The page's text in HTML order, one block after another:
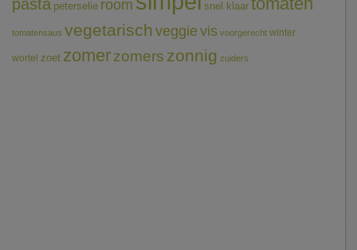
pasta peterselie room snel klaar
tomatensaus vegetarischveggie vis voorgerecht winter
wortel zoet zomerzomers zonnig zuiders